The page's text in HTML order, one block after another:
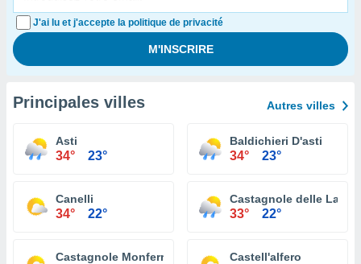
J'ai lu et j'accepte la politique de privacité
Principales villes Autres villes
Asti
34° 23°
Baldichieri D'asti
34° 23°
Canelli
34° 22°
Castagnole delle Lanze
33° 22°
Castagnole Monferrato Castell'alfero